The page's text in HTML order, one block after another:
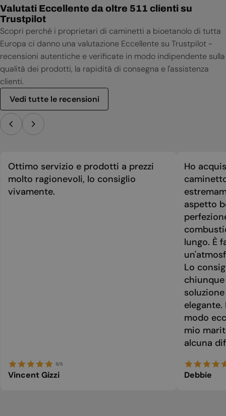
Valutati Eccellente da oltre 511 clienti su
Trustpilot
Scopri perché i proprietari di caminetti a bioetanolo di tutta
Europa ci danno una valutazione Eccellente su Trustpilot -
recensioni autentiche e verificate in modo indipendente sulla
qualità dei prodotti, la rapidità di consegna e l'assistenza
clienti.
Vedi tutte le recensioni
Ottimo servizio e prodotti a prezzi
molto ragionevoli, lo consiglio
vivamente.
5/5
Vincent Gizzi
Ho
aspetto
lungo. È
Lo
modo
mio
alcuna
Debbie